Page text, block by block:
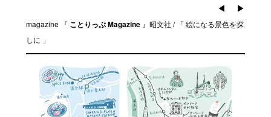
◀︎ ▶︎
magazine 『 ことりっぷ Magazine』 昭文社 / 「 絵になる景色を探
しに 」